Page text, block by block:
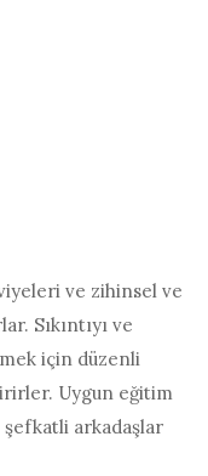
ve zihinsel ve
Sıkıntıyı ve
için düzenli
Uygun eğitim
şefkatli arkadaşlar